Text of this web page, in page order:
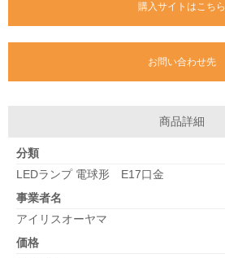
購入サイトはこちら
お問い合わせ先
商品詳細
分類
LEDランプ 電球形 E17口金
事業者名
アイリスオーヤマ
価格